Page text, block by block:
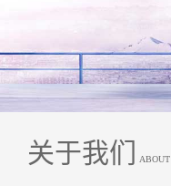
关于我们 ABOUT